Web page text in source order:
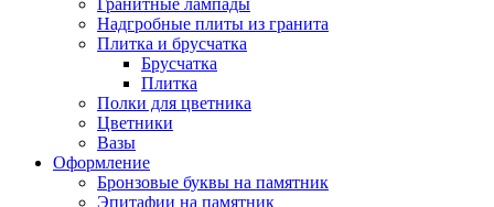
Гранитные лампады
Надгробные плиты из гранита
Плитка и брусчатка
Брусчатка
Плитка
Полки для цветника
Цветники
Вазы
Оформление
Бронзовые буквы на памятник
Эпитафии на памятник